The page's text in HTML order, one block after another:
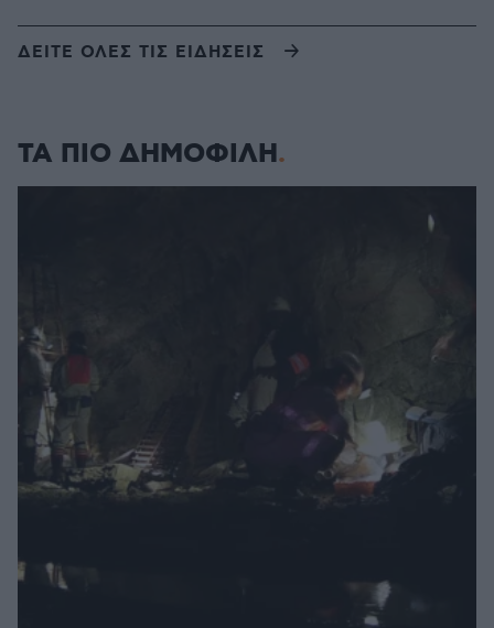
ΔΕΙΤΕ ΟΛΕΣ ΤΙΣ ΕΙΔΗΣΕΙΣ
ΤΑ ΠΙΟ ΔΗΜΟΦΙΛΗ